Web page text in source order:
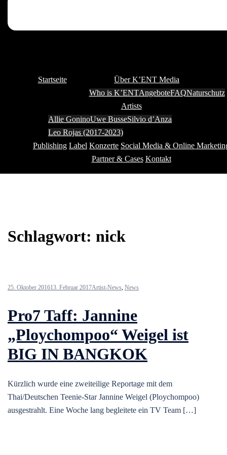
Startseite
Über K’ENT Media
Who is K’ENTAngeboteFAQNaturschutz
Artists
Allie GoninoUwe BusseSilvio d’Anza
Leo Rojas (2017-2023)
Publishing Label Konzerte Social Media & Online
Partner & Cases Kontakt
Schlagwort: nick
25. Oktober 201613. Februar 2017Artist-News, News
Pro7 Taff: Jannine
„Ploychompoo“ Weigel ist
BIG IN BANGKOK
Kürzlich wurde eine zweiteilige Reportage mit dem
Thai/Deutschen Teenie-Star Jannine Weigel (Ploychompoo)
ausgestrahlt. Eine Woche lang begleitete ein TV Team […]